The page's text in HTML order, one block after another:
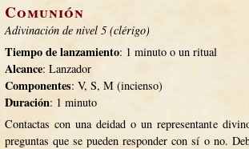
Comunión
Adivinación de nivel 5 (clérigo)
Tiempo de lanzamiento: 1 minuto o un ritual
Alcance: Lanzador
Componentes: V, S, M (incienso)
Duración: 1 minuto
Contactas con una deidad o un representante
preguntas que se pueden responder con sí o no.